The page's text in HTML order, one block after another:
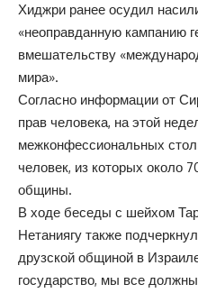
Хиджри ранее осудил
«неоправданную кампанию
вмешательству
мира».
Согласно информации от
прав человека, на этой
межконфессиональных
человек, из которых около
общины.
В ходе беседы с шейхом
Нетаниягу также
друзской общиной в
государство, мы все